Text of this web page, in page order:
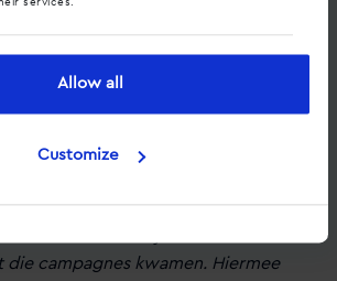
services.
Allow all
Customizewaar Mediaworx de
dat iedereen het formulier in zou
campagnes kwamen. Hiermee